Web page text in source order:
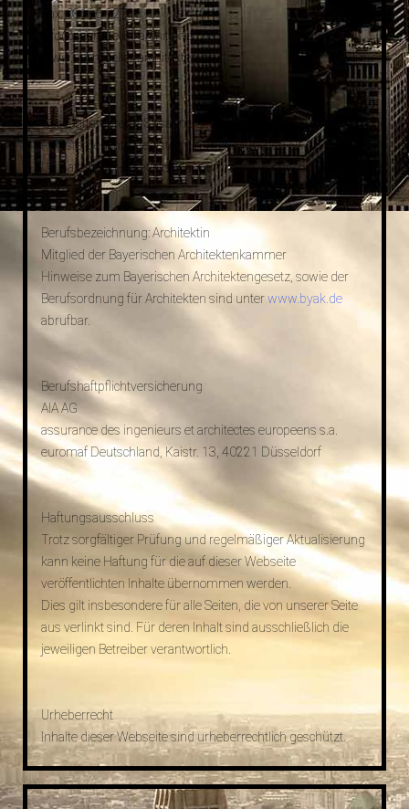
Fax: 08136-92718
info@seemueller-architekten.de
www.seemueller-architekten.de
Geschäftsführerin: Susanne Seemüller
Registergericht / Registernummer: München Nr. 231172
Umsatzsteuer-Identifikationsnummer: DE310266640
Berufsbezeichnung: Architektin
Mitglied der Bayerischen Architektenkammer
Hinweise zum Bayerischen Architektengesetz, sowie der
Berufsordnung für Architekten sind unterwww.byak.de
abrufbar.
Berufshaftpflichtversicherung
AIA AG
assurance des ingenieurs et architectes europeens s.a.
euromaf Deutschland, Kaistr. 13, 40221 Düsseldorf
Haftungsausschluss
Trotz sorgfältiger Prüfung und regelmäßiger Aktualisierung
kann keine Haftung für die auf dieser Webseite
veröffentlichten Inhalte übernommen werden.
Dies gilt insbesondere für alle Seiten, die von unserer Seite
aus verlinkt sind. Für deren Inhalt sind ausschließlich die
jeweiligen Betreiber verantwortlich.
Urheberrecht
Inhalte dieser Webseite sind urheberrechtlich geschützt.